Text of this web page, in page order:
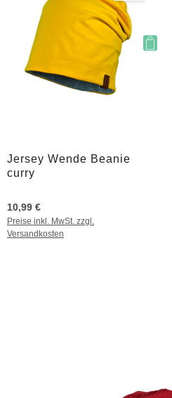
Jersey Wende Beanie
curry
10,99 €
Preise inkl. MwSt. zzgl.
Versandkosten